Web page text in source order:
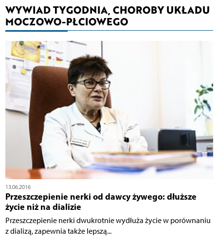
WYWIAD TYGODNIA, CHOROBY UKŁADU
MOCZOWO-PŁCIOWEGO
13.06.2016
Przeszczepienie nerki od dawcy żywego: dłuższe
życie niż na dializie
Przeszczepienie nerki dwukrotnie wydłuża życie w porównaniu
z dializą, zapewnia także lepszą...